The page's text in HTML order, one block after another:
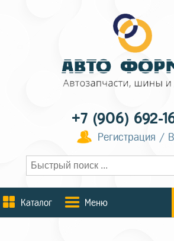
+7 (906) 692-
Регистрация /
Каталог Меню